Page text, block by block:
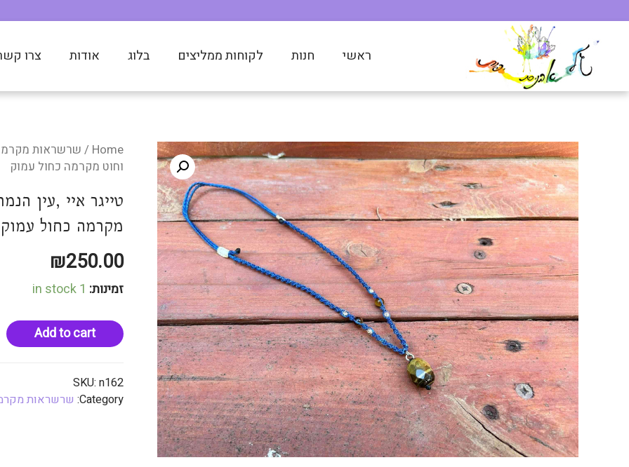
משלוחים מהירים לכל הארץ!
World Wide Shipping Available
משלוחים מהירים לכל הארץ!
World Wide Shipping Available
משלוחים מהירים לכל הארץ!
World Wide Shipping Available
ראשי חנות לקוחות ממליצים בלוג אודות צרו
Home
/ שרשראות
וחוט מקרמה כחול עמוק
טייגר איי ,עין
מקרמה כחול עמוק
₪250.00
זמינות: 1 in stock
Add to cart
SKU: n162
Category: שרשראות